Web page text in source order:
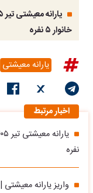
خانوار ۵ نفره
یارانه معیشتی
اخبار مرتبط
نفره
واریز یارانه معیشتی | ۱۵ تیر یارانه کدام خانواده ها شارژ شد؟